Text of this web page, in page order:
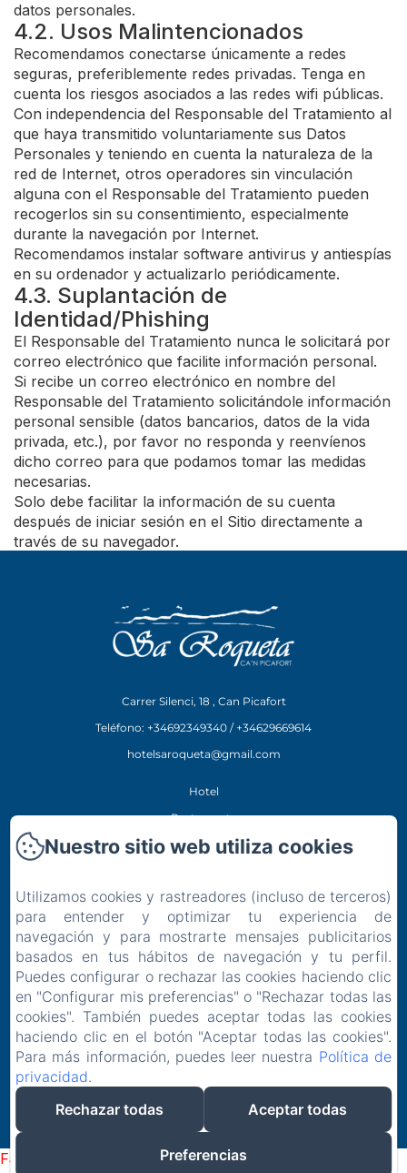
datos personales.
4.2. Usos Malintencionados
Recomendamos conectarse únicamente a redes
seguras, preferiblemente redes privadas. Tenga en
cuenta los riesgos asociados a las redes wifi públicas.
Con independencia del Responsable del Tratamiento al
que haya transmitido voluntariamente sus Datos
Personales y teniendo en cuenta la naturaleza de la
red de Internet, otros operadores sin vinculación
alguna con el Responsable del Tratamiento pueden
recogerlos sin su consentimiento, especialmente
durante la navegación por Internet.
Recomendamos instalar software antivirus y antiespías
en su ordenador y actualizarlo periódicamente.
4.3. Suplantación de
Identidad/Phishing
El Responsable del Tratamiento nunca le solicitará por
correo electrónico que facilite información personal.
Si recibe un correo electrónico en nombre del
Responsable del Tratamiento solicitándole información
personal sensible (datos bancarios, datos de la vida
privada, etc.), por favor no responda y reenvíenos
dicho correo para que podamos tomar las medidas
necesarias.
Solo debe facilitar la información de su cuenta
después de iniciar sesión en el Sitio directamente a
través de su navegador.
Carrer Silenci, 18 , Can Picafort
Teléfono: +34692349340 / +34629669614
hotelsaroqueta@gmail.com
Hotel
Restaurante
Experiencias
Contacto
Política de privacidad
Información legal
Información sobre cookies
EN
FR ES IT DE
Desarrollado con Amenitiz
Failed to load BookingEngine/index: Loading chunk 1322
Nuestro sitio web utiliza cookies
Utilizamos cookies y rastreadores (incluso de terceros)
para entender y optimizar tu experiencia de
navegación y para mostrarte mensajes publicitarios
basados en tus hábitos de navegación y tu perfil.
Puedes configurar o rechazar las cookies haciendo clic
en "Configurar mis preferencias" o "Rechazar todas las
cookies". También puedes aceptar todas las cookies
haciendo clic en el botón "Aceptar todas las cookies".
Para más información, puedes leer nuestra Política de
privacidad.
Rechazar todas
Aceptar todas
Preferencias